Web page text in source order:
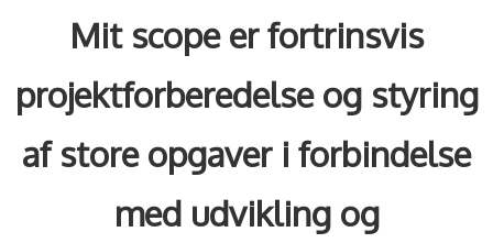
Mit scope er fortrinsvis
projektforberedelse og styring
af store opgaver i forbindelse
med udvikling og